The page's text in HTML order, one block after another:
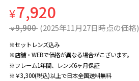
¥7,920
¥ 9,900 (2025年11月27日時点の価格)
※セットレンズ込み
※店舗・WEBで価格が異なる場合がこざいます。
※フレーム1年間、レンズ6ヶ月保証
※￥3,300(税込)以上で日本全国送料無料